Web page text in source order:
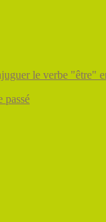
le verbe "être"
passé